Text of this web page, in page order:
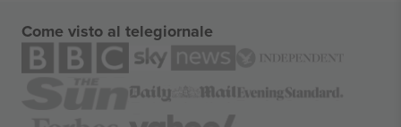
Come visto al telegiornale